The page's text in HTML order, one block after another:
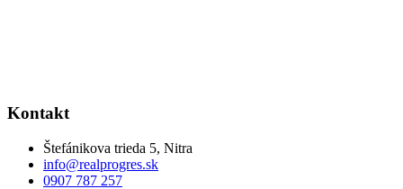
Kontakt
Štefánikova trieda 5, Nitra
info@realprogres.sk
0907 787 257